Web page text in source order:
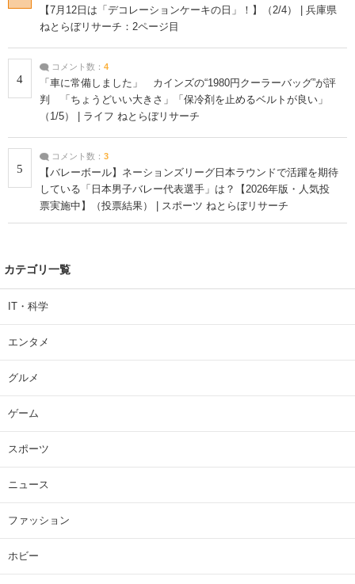
【7月12日は「デコレーションケーキの日」！】（2/4） | 兵庫県
ねとらぼリサーチ：2ページ目
4
コメント数： 4
「車に常備しました」 カインズの“1980円クーラーバッグ”が評
判 「ちょうどいい大きさ」「保冷剤を止めるベルトが良い」
（1/5） | ライフ ねとらぼリサーチ
5
コメント数： 3
【バレーボール】ネーションズリーグ日本ラウンドで活躍を期待
している「日本男子バレー代表選手」は？【2026年版・人気投
票実施中】（投票結果） | スポーツ ねとらぼリサーチ
カテゴリ一覧
IT・科学
エンタメ
グルメ
ゲーム
スポーツ
ニュース
ファッション
ホビー